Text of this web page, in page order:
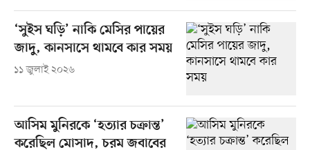
‘সুইস ঘড়ি’ নাকি মেসির পায়ের
জাদু, কানসাসে থামবে কার সময়
১১ জুলাই ২০২৬
আসিম মুনিরকে ‘হত্যার চক্রান্ত’
করেছিল মোসাদ, চরম জবাবের